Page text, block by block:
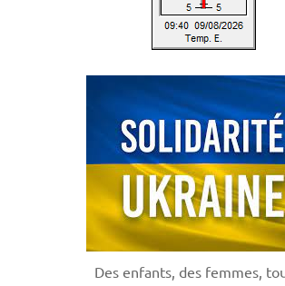
Des enfants, des femmes,